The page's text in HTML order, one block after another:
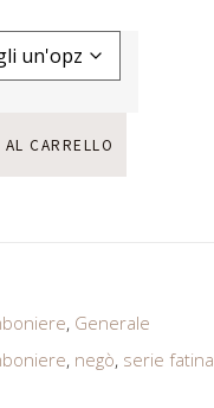
CARRELLO
, Generale
, negò, serie fatina